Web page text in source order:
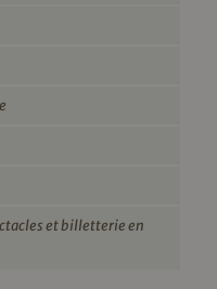
et billetterie en